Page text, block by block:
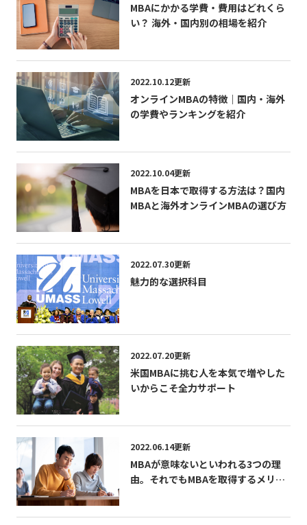
MBAにかかる学費・費用はどれくら
い？ 海外・国内別の相場を紹介
2022.10.12更新
オンラインMBAの特徴｜国内・海外
の学費やランキングを紹介
2022.10.04更新
MBAを日本で取得する方法は？国内
MBAと海外オンラインMBAの選び方
2022.07.30更新
魅力的な選択科目
2022.07.20更新
米国MBAに挑む人を本気で増やした
いからこそ全力サポート
2022.06.14更新
MBAが意味ないといわれる3つの理
由。それでもMBAを取得するメリッ